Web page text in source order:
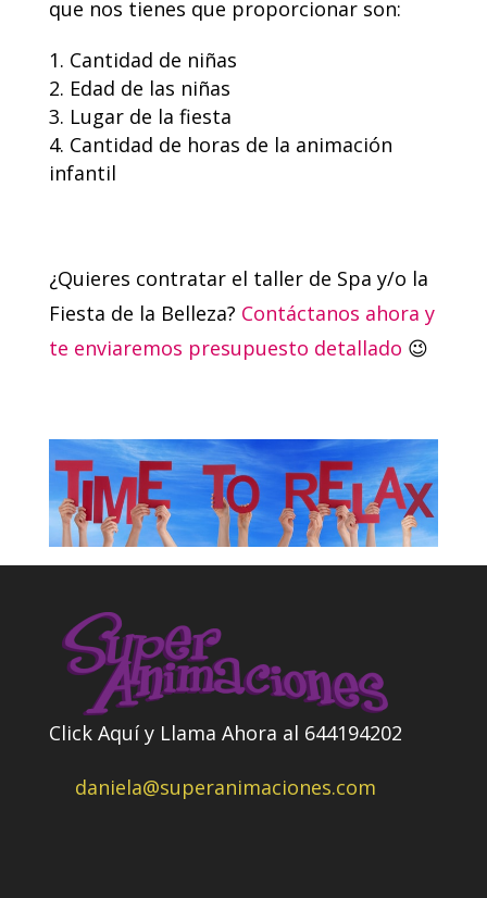
que nos tienes que proporcionar son:
Cantidad de niñas
Edad de las niñas
Lugar de la fiesta
Cantidad de horas de la animación
infantil
¿Quieres contratar el taller de Spa y/o la
Fiesta de la Belleza? Contáctanos ahora y
te enviaremos presupuesto detallado 😉
Click Aquí y Llama Ahora al 644194202
daniela@superanimaciones.com